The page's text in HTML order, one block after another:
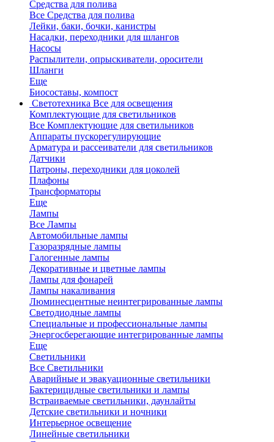
Средства для полива
Все Средства для полива
Лейки, баки, бочки, канистры
Насадки, переходники для шлангов
Насосы
Распылители, опрыскиватели, оросители
Шланги
Еще
Биосоставы, компост
Светотехника Все для освещения
Комплектующие для светильников
Все Комплектующие для светильников
Аппараты пускорегулирующие
Арматура и рассеиватели для светильников
Датчики
Патроны, переходники для цоколей
Плафоны
Трансформаторы
Еще
Лампы
Все Лампы
Автомобильные лампы
Газоразрядные лампы
Галогенные лампы
Декоративные и цветные лампы
Лампы для фонарей
Лампы накаливания
Люминесцентные неинтегрированные лампы
Светодиодные лампы
Специальные и профессиональные лампы
Энергосберегающие интегрированные лампы
Еще
Светильники
Все Светильники
Аварийные и эвакуационные светильники
Бактерицидные светильники и лампы
Встраиваемые светильники, даунлайты
Детские светильники и ночники
Интерьерное освещение
Линейные светильники